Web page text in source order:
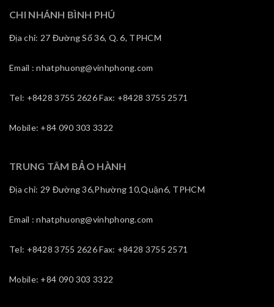
CHI NHÁNH BÌNH PHÚ
Địa chỉ: 27 Đường Số 36, Q. 6, TPHCM
Email : nhatphuong@vinhphong.com
Tel: +8428 3755 2626 Fax: +8428 3755 2571
Mobile: +84 090 303 3322
TRUNG TÂM BẢO HÀNH
Địa chỉ: 29 Đường 36,Phường 10,Quận6, TPHCM
Email : nhatphuong@vinhphong.com
Tel: +8428 3755 2626 Fax: +8428 3755 2571
Mobile: +84 090 303 3322